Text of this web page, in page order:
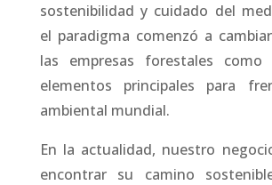
sostenibilidad y cuidado del
el paradigma comenzó a
las empresas forestales
elementos principales para
ambiental mundial.
En la actualidad, nuestro
encontrar su camino